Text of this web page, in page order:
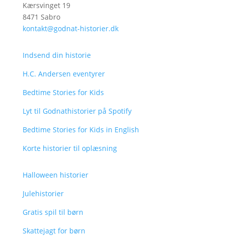
Kærsvinget 19
8471 Sabro
kontakt@godnat-historier.dk
Indsend din historie
H.C. Andersen eventyrer
Bedtime Stories for Kids
Lyt til Godnathistorier på Spotify
Bedtime Stories for Kids in English
Korte historier til oplæsning
Halloween historier
Julehistorier
Gratis spil til børn
Skattejagt for børn